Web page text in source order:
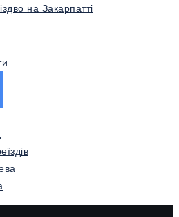
на Закарпатті